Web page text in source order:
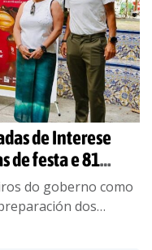
de Interese
de festa e 81
do goberno como
dos